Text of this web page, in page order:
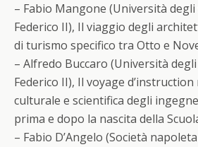
– Fabio Mangone (Università
Federico II), Il viaggio degli
di turismo specifico tra Otto e
– Alfredo Buccaro (Università
Federico II), Il voyage
culturale e scientifica degli
prima e dopo la nascita della
– Fabio D’Angelo (Società